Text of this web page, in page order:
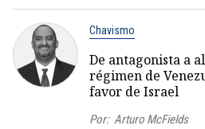
Chavismo
De antagonista a
régimen de
favor de Israel
Por: Arturo McFields